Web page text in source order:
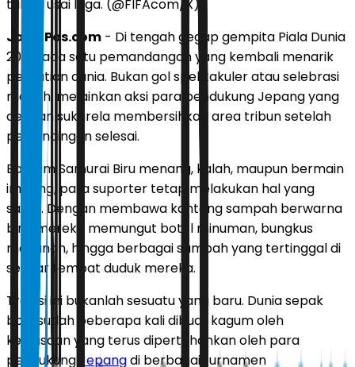
tribun usai laga. (@FIFAcom/X)
JawaPos.com - Di tengah gegap gempita Piala Dunia
2026, ada satu pemandangan yang kembali menarik
perhatian dunia. Bukan gol spektakuler atau selebrasi
meriah, melainkan aksi para pendukung Jepang yang
dengan sukarela membersihkan area tribun setelah
pertandingan selesai.
Baik tim Samurai Biru menang, kalah, maupun bermain
imbang, para suporter tetap melakukan hal yang
sama. Dengan membawa kantong sampah berwarna
biru, mereka memungut botol minuman, bungkus
makanan, hingga berbagai sampah yang tertinggal di
sekitar tempat duduk mereka.
Tradisi ini bukanlah sesuatu yang baru. Dunia sepak
bola sudah beberapa kali dibuat kagum oleh
kebiasaan yang terus dipertahankan oleh para
pendukung Jepangdi berbagai turnamen